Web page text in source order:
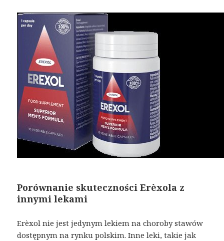
Porównanie skuteczności Erèxola z
innymi lekami
Erèxol nie jest jedynym lekiem na choroby stawów
dostępnym na rynku polskim. Inne leki, takie jak